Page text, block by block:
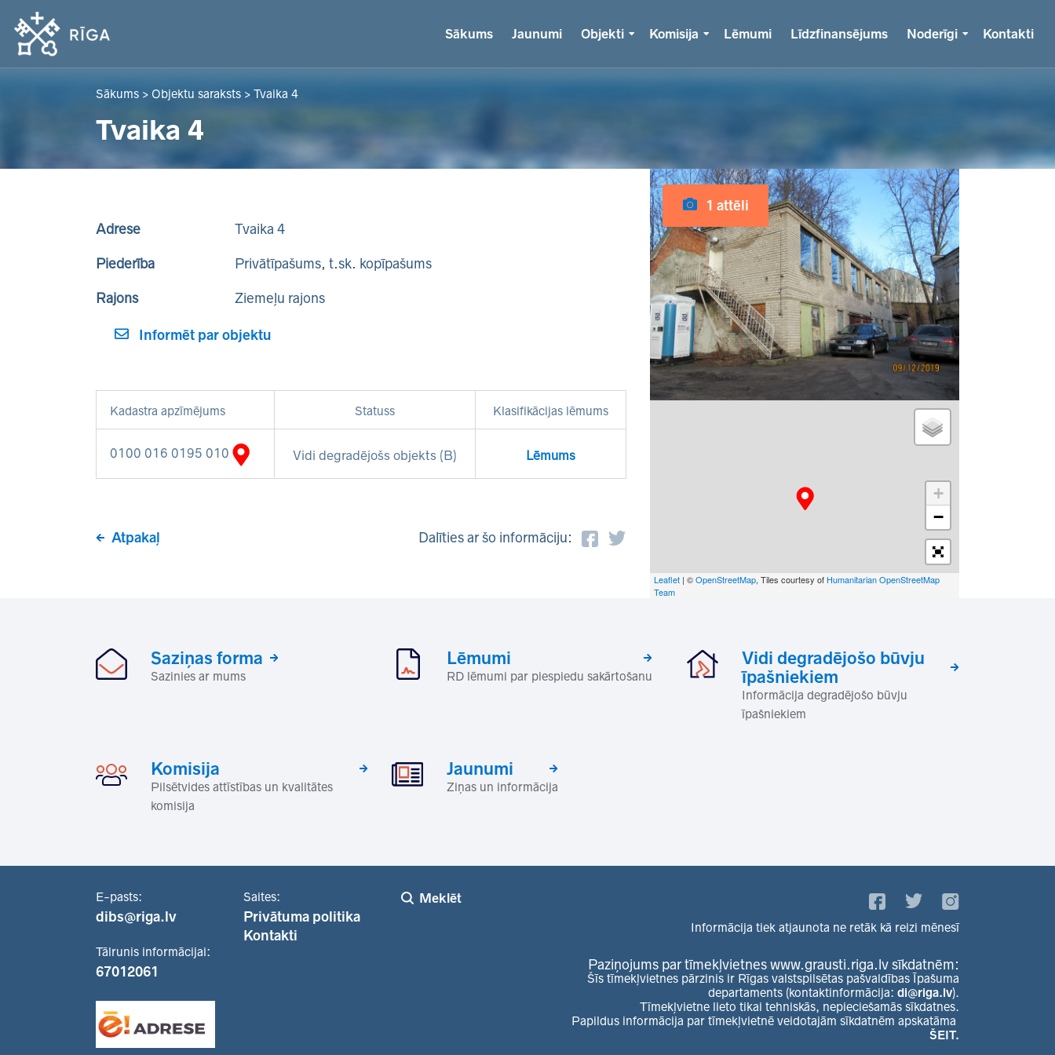
Sākums Jaunumi Objekti Komisija Lēmumi Līdzfinansējums Noderīgi Kontakti
Sākums > Objektu saraksts > Tvaika 4
Tvaika 4
Adrese Tvaika 4
Piederība Privātīpašums, t.sk. kopīpašums
Rajons Ziemeļu rajons
Informēt par objektu
Kadastra apzīmējums Statuss Klasifikācijas lēmums
0100 016 0195 010 Vidi degradējošs objekts (B) Lēmums
Atpakaļ Dalīties ar šo informāciju:
1 attēli
+
−
Leaflet | ©OpenStreetMap, Tiles courtesy of Humanitarian OpenStreetMap
Team
Saziņas forma
Sazinies ar mums
Lēmumi
RD lēmumi par piespiedu sakārtošanu
Vidi degradējošo būvju
īpašniekiem
Informācija degradējošo būvju
īpašniekiem
Komisija
Pilsētvides attīstības un kvalitātes
komisija
Jaunumi
Ziņas un informācija
E-pasts:
dibs@riga.lv
Tālrunis informācijai:
67012061
Saites:
Privātuma politika
Kontakti
Meklēt
Informācija tiek atjaunota ne retāk kā reizi mēnesī
Paziņojums par tīmekļvietnes www.grausti.riga.lv sīkdatnēm:
Šīs tīmekļvietnes pārzinis ir Rīgas valstspilsētas pašvaldības Īpašuma
departaments (kontaktinformācija: di@riga.lv).
Tīmekļvietne lieto tikai tehniskās, nepieciešamās sīkdatnes.
Papildus informācija par tīmekļvietnē veidotajām sīkdatnēm apskatāma
ŠEIT.